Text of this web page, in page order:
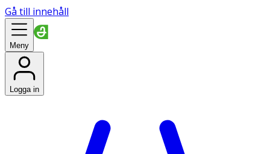
Gå till innehåll
Meny
Logga in